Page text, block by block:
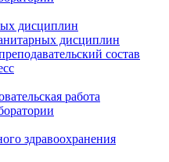
дисциплин
дисциплин
состав
работа
здравоохранения